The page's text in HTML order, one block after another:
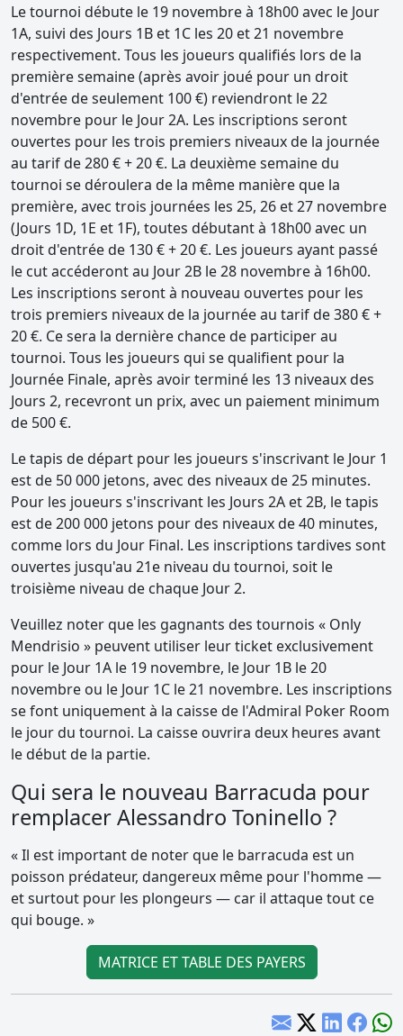
Le tournoi débute le 19 novembre à 18h00 avec le Jour
1A, suivi des Jours 1B et 1C les 20 et 21 novembre
respectivement. Tous les joueurs qualifiés lors de la
première semaine (après avoir joué pour un droit
d'entrée de seulement 100 €) reviendront le 22
novembre pour le Jour 2A. Les inscriptions seront
ouvertes pour les trois premiers niveaux de la journée
au tarif de 280 € + 20 €. La deuxième semaine du
tournoi se déroulera de la même manière que la
première, avec trois journées les 25, 26 et 27 novembre
(Jours 1D, 1E et 1F), toutes débutant à 18h00 avec un
droit d'entrée de 130 € + 20 €. Les joueurs ayant passé
le cut accéderont au Jour 2B le 28 novembre à 16h00.
Les inscriptions seront à nouveau ouvertes pour les
trois premiers niveaux de la journée au tarif de 380 € +
20 €. Ce sera la dernière chance de participer au
tournoi. Tous les joueurs qui se qualifient pour la
Journée Finale, après avoir terminé les 13 niveaux des
Jours 2, recevront un prix, avec un paiement minimum
de 500 €.
Le tapis de départ pour les joueurs s'inscrivant le Jour 1
est de 50 000 jetons, avec des niveaux de 25 minutes.
Pour les joueurs s'inscrivant les Jours 2A et 2B, le tapis
est de 200 000 jetons pour des niveaux de 40 minutes,
comme lors du Jour Final. Les inscriptions tardives sont
ouvertes jusqu'au 21e niveau du tournoi, soit le
troisième niveau de chaque Jour 2.
Veuillez noter que les gagnants des tournois « Only
Mendrisio » peuvent utiliser leur ticket exclusivement
pour le Jour 1A le 19 novembre, le Jour 1B le 20
novembre ou le Jour 1C le 21 novembre. Les inscriptions
se font uniquement à la caisse de l'Admiral Poker Room
le jour du tournoi. La caisse ouvrira deux heures avant
le début de la partie.
Qui sera le nouveau Barracuda pour
remplacer Alessandro Toninello ?
« Il est important de noter que le barracuda est un
poisson prédateur, dangereux même pour l'homme —
et surtout pour les plongeurs — car il attaque tout ce
qui bouge. »
MATRICE ET TABLE DES PAYERS